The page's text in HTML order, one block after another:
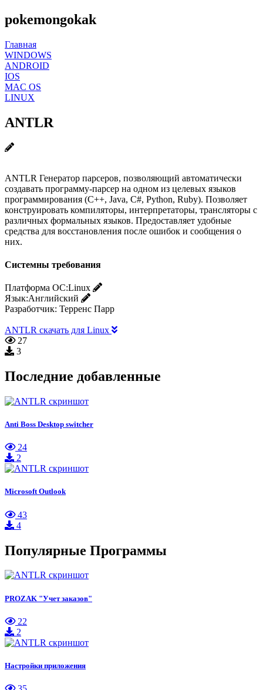
pokemongokak
Главная
WINDOWS
ANDROID
IOS
MAC OS
LINUX
ANTLR
ANTLR Генератор парсеров, позволяющий автоматически
создавать программу-парсер на одном из целевых языков
программирования (C++, Java, C#, Python, Ruby). Позволяет
конструировать компиляторы, интерпретаторы, трансляторы с
различных формальных языков. Предоставляет удобные
средства для восстановления после ошибок и сообщения о
них.
Системны требования
Платформа ОС:Linux
Язык:Английский
Разработчик: Терренс Парр
ANTLR скачать для Linux
27
3
Последние добавленные
Anti Boss Desktop switcher
24
2
Microsoft Outlook
43
4
Популярные Программы
PROZAK "Учет заказов"
22
2
Настройки приложения